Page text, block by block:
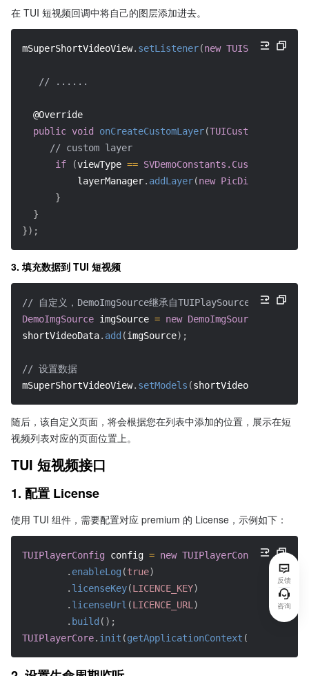
在 TUI 短视频回调中将自己的图层添加进去。
mSuperShortVideoView. setListener(new
// ......
@Override
public void onCreateCustomLayer(
// custom layer
if
(viewType ==
          layerManager
. addLayer(new PicDisplayLayer
}
}
}) ;
3. 填充数据到 TUI 短视频
// 自定义，DemoImgSource继承自TUIPlaySource,自定义数据
DemoImgSource imgSource = new DemoImgSource
shortVideoData. add (imgSource) ;
// 设置数据
mSuperShortVideoView. setModels (shortVideoData
随后，该自定义页面，将会根据您在列表中添加的位置，展示在短
视频列表对应的页面位置上。
TUI 短视频接口
1. 配置 License
使用 TUI 组件，需要配置对应 premium 的 License，示例如下：
TUIPlayerConfig config = new TUIPlayerConfig.Builder
. enableLog (true)
. licenseKey(LICENCE_KEY)
. licenseUrl (LICENCE_URL )
. build ( ) ;
TUIPlayerCore. init (getApplicationContext (
反馈
咨询